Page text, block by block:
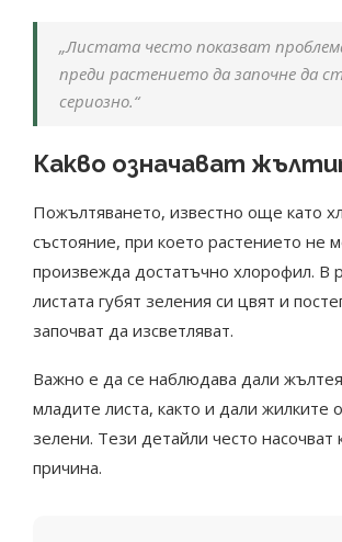
„Листата често показват
преди растението да започне да
сериозно.“
Какво означават
Пожълтяването, известно още като
състояние, при което растението не
произвежда достатъчно хлорофил. В
листата губят зеления си цвят и
започват да изсветляват.
Важно е да се наблюдава дали
младите листа, както и дали жилките
зелени. Тези детайли често насочват
причина.